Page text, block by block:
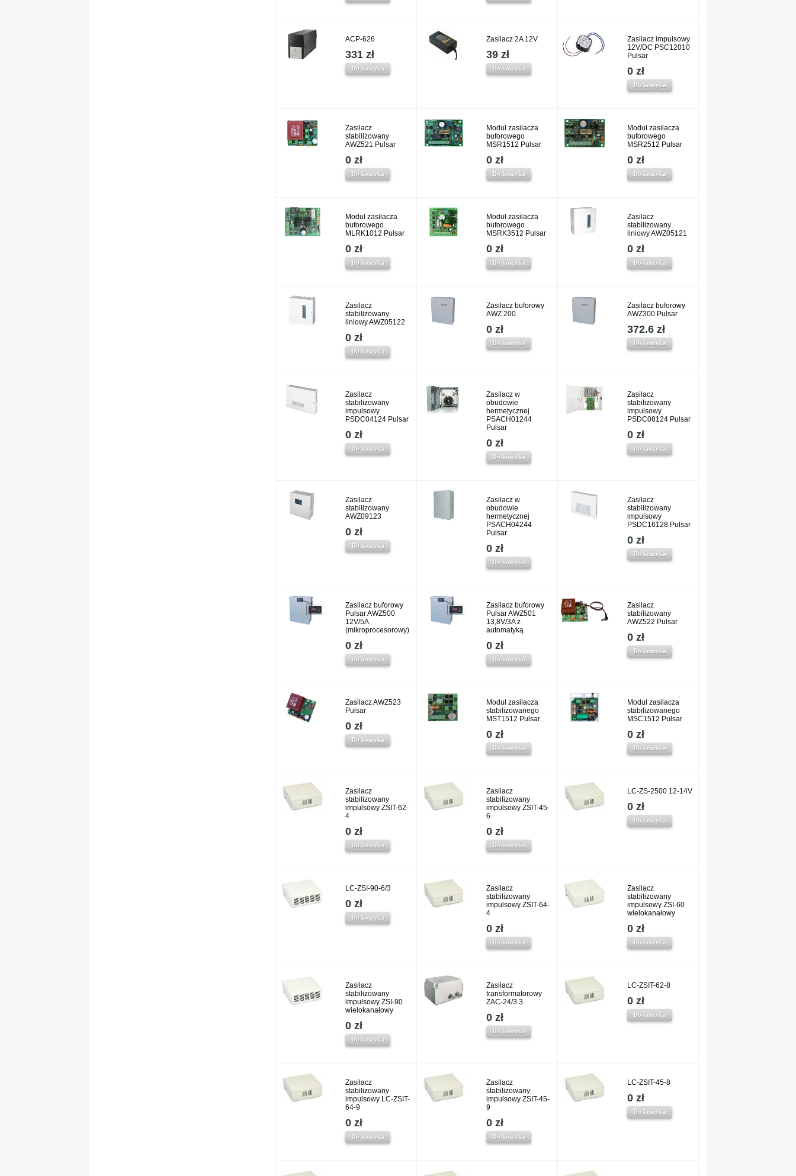
ACP-626
331 zł
Do koszyka
Zasilacz 2A 12V
39 zł
Do koszyka
Zasilacz impulsowy
12V/DC PSC12010
Pulsar
0 zł
Do koszyka
Zasilacz
stabilizowany
AWZ521 Pulsar
0 zł
Do koszyka
Moduł zasilacza
buforowego
MSR1512 Pulsar
0 zł
Do koszyka
Moduł zasilacza
buforowego
MSR2512 Pulsar
0 zł
Do koszyka
Moduł zasilacza
buforowego
MLRK1012 Pulsar
0 zł
Do koszyka
Moduł zasilacza
buforowego
MSRK3512 Pulsar
0 zł
Do koszyka
Zasilacz
stabilizowany
liniowy AWZ05121
0 zł
Do koszyka
Zasilacz
stabilizowany
liniowy AWZ05122
0 zł
Do koszyka
Zasilacz buforowy
AWZ 200
0 zł
Do koszyka
Zasilacz buforowy
AWZ300 Pulsar
372.6 zł
Do koszyka
Zasilacz
stabilizowany
impulsowy
PSDC04124 Pulsar
0 zł
Do koszyka
Zasilacz w
obudowie
hermetycznej
PSACH01244
Pulsar
0 zł
Do koszyka
Zasilacz
stabilizowany
impulsowy
PSDC08124 Pulsar
0 zł
Do koszyka
Zasilacz
stabilizowany
AWZ09123
0 zł
Do koszyka
Zasilacz w
obudowie
hermetycznej
PSACH04244
Pulsar
0 zł
Do koszyka
Zasilacz
stabilizowany
impulsowy
PSDC16128 Pulsar
0 zł
Do koszyka
Zasilacz buforowy
Pulsar AWZ500
12V/5A
(mikroprocesorowy)
0 zł
Do koszyka
Zasilacz buforowy
Pulsar AWZ501
13,8V/3A z
automatyką
0 zł
Do koszyka
Zasilacz
stabilizowany
AWZ522 Pulsar
0 zł
Do koszyka
Zasilacz AWZ523
Pulsar
0 zł
Do koszyka
Moduł zasilacza
stabilizowanego
MST1512 Pulsar
0 zł
Do koszyka
Moduł zasilacza
stabilizowanego
MSC1512 Pulsar
0 zł
Do koszyka
Zasilacz
stabilizowany
impulsowy ZSIT-62-
4
0 zł
Do koszyka
Zasilacz
stabilizowany
impulsowy ZSIT-45-
6
0 zł
Do koszyka
LC-ZS-2500 12-14V
0 zł
Do koszyka
LC-ZSI-90-6/3
0 zł
Do koszyka
Zasilacz
stabilizowany
impulsowy ZSIT-64-
4
0 zł
Do koszyka
Zasilacz
stabilizowany
impulsowy ZSI-60
wielokanałowy
0 zł
Do koszyka
Zasilacz
stabilizowany
impulsowy ZSI-90
wielokanałowy
0 zł
Do koszyka
Zasilacz
transformatorowy
ZAC-24/3.3
0 zł
Do koszyka
LC-ZSIT-62-8
0 zł
Do koszyka
Zasilacz
stabilizowany
impulsowy LC-ZSIT-
64-9
0 zł
Do koszyka
Zasilacz
stabilizowany
impulsowy ZSIT-45-
9
0 zł
Do koszyka
LC-ZSIT-45-8
0 zł
Do koszyka